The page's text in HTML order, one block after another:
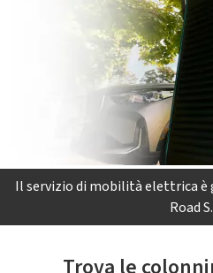
Il servizio di mobilità elettrica è
Road